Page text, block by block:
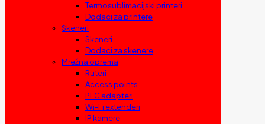
Termosublimacijski printeri
Dodaci za printere
Skeneri
Skeneri
Dodaci za skenere
Mrežna oprema
Ruteri
Access points
PLC adapteri
Wi-Fi extenderi
IP kamere